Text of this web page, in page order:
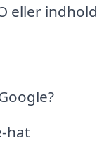
eller indhold
hat